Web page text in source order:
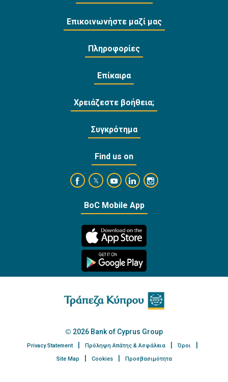
Επικοινωνήστε μαζί μας
Πληροφορίες
Επίκαιρα
Χρειάζεστε βοήθεια;
Συγκρότημα
Find us on
https://www.facebook.com/
https://twitter.com/bankofcyprus_
https://www.youtube.com/user/
https://www.linkedin.com/
https://
BoC Mobile App
2026 Bank of Cyprus Group
Privacy Statement Πρόληψη Απάτης & Ασφάλεια
Όροι
Site Map
Cookies Προσβασιμότητα